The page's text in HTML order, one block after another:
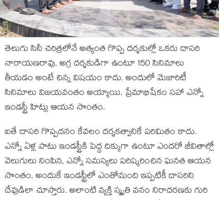
తెలుగు సినీ చరిత్రలోనే అత్యంత గొప్ప దర్శకుల్లో ఒకరు దాసరి
నారాయణరావు. అగ్ర దర్శకుడిగా ఉంటూ 150 సినిమాలు
తీయడం అంటే చిన్న విషయం కాదు. అందులో మెజారిటీ
సినిమాలు విజయవంతం అయ్యాయి. ప్రేమాభిషేకం సహా ఎన్నో
ఇండస్ట్రీ హిట్లు ఆయన సొంతం.
ఐతే దాసరి గొప్పదనం కేవలం దర్శకత్వానికే పరిమితం కాదు.
ఎన్నో ఏళ్ల పాటు ఇండస్ట్రీకి పెద్ద దిక్కుగా ఉంటూ ఎందరో జీవితాల్లో
వెలుగులు నింపిన, ఎన్నో సమస్యలు పరిష్కరించిన ఘనత ఆయన
సొంతం. అందుకే ఇండస్ట్రీలో ఎంతోమంది ఇప్పటికీ దాసరిని
దేవుడిలా చూస్తారు. అలాంటి వ్యక్తి స్మృతి వనం నిరాదరణకు గురి